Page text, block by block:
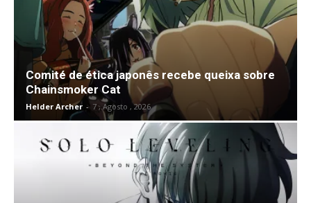
Comité de ética japonês recebe queixa sobre
Chainsmoker Cat
Helder Archer - 7 , Agosto , 2026